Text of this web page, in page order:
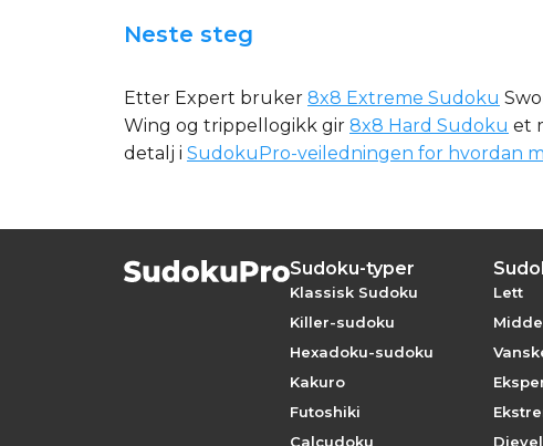
Neste steg
Etter Expert bruker 8x8 Extreme Sudoku
Wing og trippellogikk gir 8x8 Hard Sudoku et
detalj i SudokuPro-veiledningen for hvordan
Sudoku-typer
Klassisk Sudoku
Killer-sudoku
Hexadoku-sudoku
Kakuro
Futoshiki
Calcudoku
Lett